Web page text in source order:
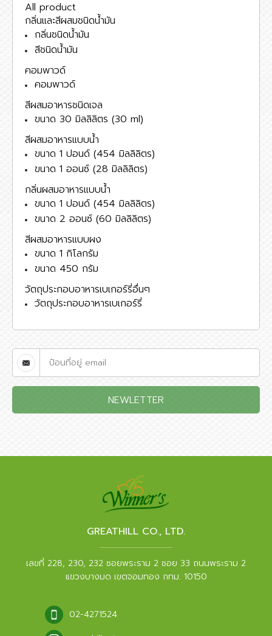
All product
กลิ่นและสีผสมชนิดน้ำมัน
กลิ่นชนิดน้ำมัน
สีชนิดน้ำมัน
คอมพาวด์
คอมพาวด์
สีผสมอาหารชนิดเจล
ขนาด 30 มิลลิลิตร (30 ml)
สีผสมอาหารแบบน้ำ
ขนาด 1 ปอนด์ (454 มิลลิลิตร)
ขนาด 1 ออนซ์ (28 มิลลิลิตร)
กลิ่นผสมอาหารแบบน้ำ
ขนาด 1 ปอนด์ (454 มิลลิลิตร)
ขนาด 2 ออนซ์ (60 มิลลิลิตร)
สีผสมอาหารแบบผง
ขนาด 1 กิโลกรัม
ขนาด 450 กรัม
วัตถุประกอบอาหารเบเกอร์รี่อื่นๆ
วัตถุประกอบอาหารเบเกอร์รี่
NEWLETTER
GREATHILL CO., LTD.
เลขที่ 228, 230, 232 ซอยพระราม 2 ซอย 33 ถนนพระราม 2
แขวงบางมด เขตจอมทอง กทม. 10150
02-4271524